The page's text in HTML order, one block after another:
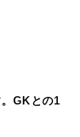
GKとの1